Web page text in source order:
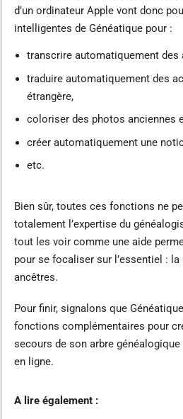
d’un ordinateur Apple vont donc
intelligentes de Généatique pour :
transcrire automatiquement des
traduire automatiquement des
étrangère,
coloriser des photos anciennes
créer automatiquement une
etc.
Bien sûr, toutes ces fonctions ne
totalement l’expertise du
tout les voir comme une aide
pour se focaliser sur l’essentiel : la
ancêtres.
Pour finir, signalons que
fonctions complémentaires pour
secours de son arbre
en ligne.
A lire également :